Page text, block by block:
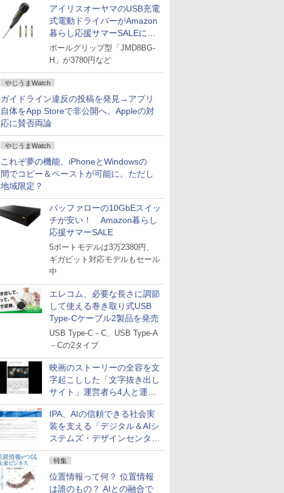
アイリスオーヤマのUSB充電
式電動ドライバーがAmazon
暮らし応援サマーSALEに登
場
ボールグリップ型「JMD8BG-
H」が3780円など
やじうまWatch
ガイドライン違反の投稿を発見→アプリ
自体をApp Storeで非公開へ。Appleの対
応に賛否両論
やじうまWatch
これぞ夢の機能、iPhoneとWindowsの
間でコピー＆ペーストが可能に。ただし
地域限定？
バッファローの10GbEスイッ
チが安い！ Amazon暮らし
応援サマーSALE
5ポートモデルは3万2380円、
ギガビット対応モデルもセール
中
エレコム、必要な長さに調節
して使える巻き取り式USB
Type-Cケーブル2製品を発売
USB Type-C－C、USB Type-A
－Cの2タイプ
映画のストーリーの全容を文
字起こしした「文字抜き出し
サイト」運営者ら4人と運営
法人に有罪判決
IPA、AIの信頼できる社会実
装を支える「デジタル＆AIシ
ステムズ・デザインセンタ
ー」新設
特集
位置情報って何？ 位置情報
は誰のもの？ AIとの融合で